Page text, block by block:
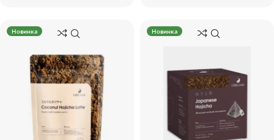
Новинка Новинка